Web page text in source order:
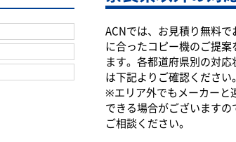
奈良県以外の対
ACNでは、お見積り無料
に合ったコピー機のご提案